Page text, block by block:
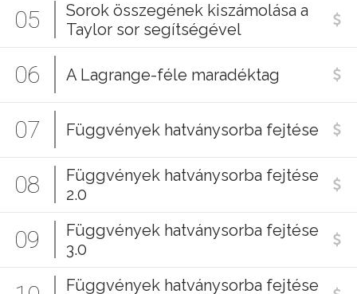
05
Sorok összegének kiszámolása a
Taylor sor segítségével
06 A Lagrange-féle maradéktag
07 Függvények hatványsorba fejtése
08
Függvények hatványsorba fejtése
2.0
09
Függvények hatványsorba fejtése
3.0
Függvények hatványsorba fejtése